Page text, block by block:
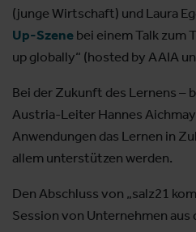
(junge Wirtschaft) und Laura
Up-Szene bei einem Talk zum
up globally“ (hosted by AAIA
Bei der Zukunft des Lernens –
Austria-Leiter Hannes
Anwendungen das Lernen in
allem unterstützen werden.
Den Abschluss von „salz21
Session von Unternehmen